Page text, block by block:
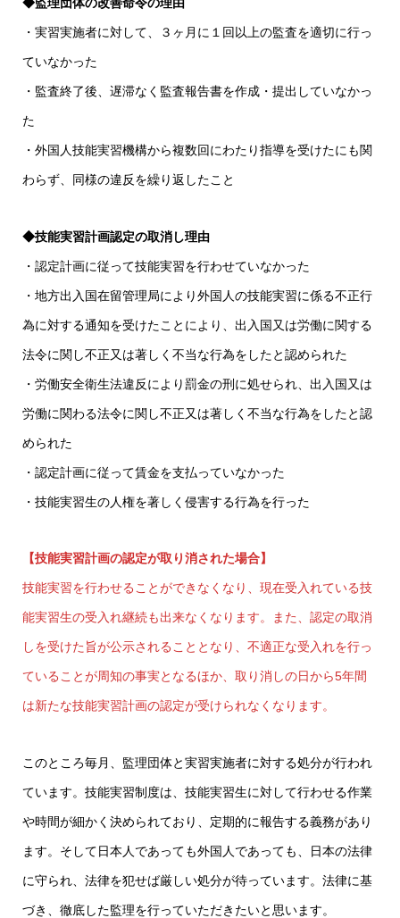
◆監理団体の改善命令の理由
・実習実施者に対して、３ヶ月に１回以上の監査を適切に行っ
ていなかった
・監査終了後、遅滞なく監査報告書を作成・提出していなかっ
た
・外国人技能実習機構から複数回にわたり指導を受けたにも関
わらず、同様の違反を繰り返したこと
◆技能実習計画認定の取消し理由
・認定計画に従って技能実習を行わせていなかった
・地方出入国在留管理局により外国人の技能実習に係る不正行
為に対する通知を受けたことにより、出入国又は労働に関する
法令に関し不正又は著しく不当な行為をしたと認められた
・労働安全衛生法違反により罰金の刑に処せられ、出入国又は
労働に関わる法令に関し不正又は著しく不当な行為をしたと認
められた
・認定計画に従って賃金を支払っていなかった
・技能実習生の人権を著しく侵害する行為を行った
【技能実習計画の認定が取り消された場合】
技能実習を行わせることができなくなり、現在受入れている技
能実習生の受入れ継続も出来なくなります。また、認定の取消
しを受けた旨が公示されることとなり、不適正な受入れを行っ
ていることが周知の事実となるほか、取り消しの日から5年間
は新たな技能実習計画の認定が受けられなくなります。
このところ毎月、監理団体と実習実施者に対する処分が行われ
ています。技能実習制度は、技能実習生に対して行わせる作業
や時間が細かく決められており、定期的に報告する義務があり
ます。そして日本人であっても外国人であっても、日本の法律
に守られ、法律を犯せば厳しい処分が待っています。法律に基
づき、徹底した監理を行っていただきたいと思います。